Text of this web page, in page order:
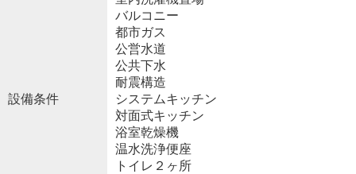
設備条件
バルコニー
都市ガス
公営水道
公共下水
耐震構造
システムキッチン
対面式キッチン
浴室乾燥機
温水洗浄便座
トイレ２ヶ所